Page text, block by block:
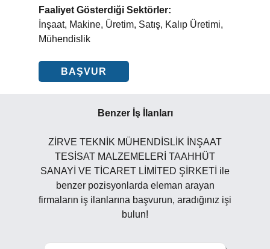
Faaliyet Gösterdiği Sektörler:
İnşaat, Makine, Üretim, Satış, Kalıp Üretimi,
Mühendislik
BAŞVUR
Benzer İş İlanları
ZİRVE TEKNİK MÜHENDİSLİK İNŞAAT
TESİSAT MALZEMELERİ TAAHHÜT
SANAYİ VE TİCARET LİMİTED ŞİRKETİ ile
benzer pozisyonlarda eleman arayan
firmaların iş ilanlarına başvurun, aradığınız işi
bulun!